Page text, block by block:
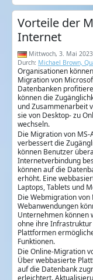
Vorteile der
Internet
Mittwoch, 3. Mai 2023
Durch: Michael Brown,
Organisationen
Migration von
Datenbanken
können die
und Zusammenarbeit
sie von Desktop- zu
wechseln.
Die Migration von
verbessert die
können Benutzer
Internetverbindung
können auf die
erhöht. Eine
Laptops, Tablets und
Die Webmigration von
Webanwendungen
Unternehmen können
ohne ihre
Plattformen
Funktionen.
Die Online-Migration
Über webbasierte
auf die Datenbank